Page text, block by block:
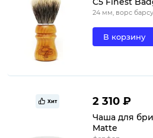
24 мм, ворс
В корзину
Хит 2 310 ₽
Чаша для
Matte